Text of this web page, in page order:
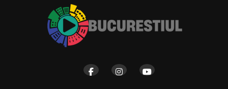
atracțiile vor fi deschise și în perioada Crăciunului.
Dacă ajunul îl petrecem cu Romanița, în prima zi de
Crăciun, de la ora 19.30, Irina Sârbu va susține un concert
West Side Christmas Market, de la ora 19:30. Miercuri, de
la aceeași oră, sărbătorile se încheie alături de Eva